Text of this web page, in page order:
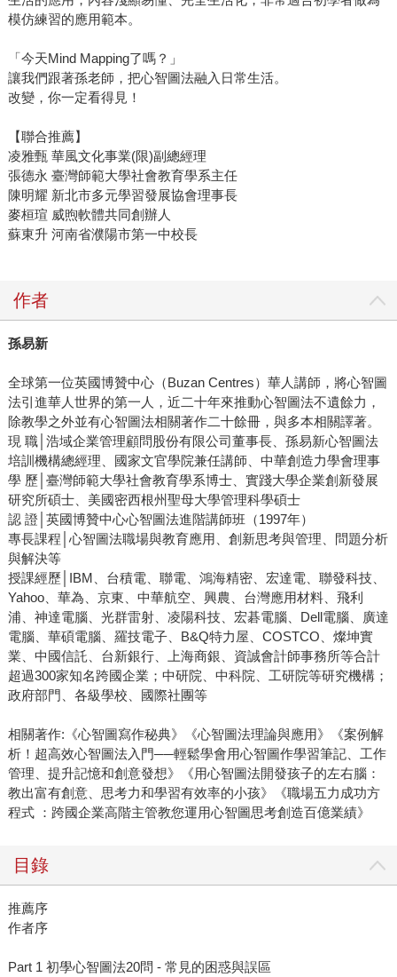
模仿練習的應用範本。
「今天Mind Mapping了嗎？」
讓我們跟著孫老師，把心智圖法融入日常生活。
改變，你一定看得見！
【聯合推薦】
凌雅甄 華風文化事業(限)副總經理
張德永 臺灣師範大學社會教育學系主任
陳明耀 新北市多元學習發展協會理事長
麥桓瑄 威煦軟體共同創辦人
蘇東升 河南省濮陽市第一中校長
作者
孫易新
全球第一位英國博贊中心（Buzan Centres）華人講師，將心智圖
法引進華人世界的第一人，近二十年來推動心智圖法不遺餘力，
除教學之外並有心智圖法相關著作二十餘冊，與多本相關譯著。
現 職│浩域企業管理顧問股份有限公司董事長、孫易新心智圖法
培訓機構總經理、國家文官學院兼任講師、中華創造力學會理事
學 歷│臺灣師範大學社會教育學系博士、實踐大學企業創新發展
研究所碩士、美國密西根州聖母大學管理科學碩士
認 證│英國博贊中心心智圖法進階講師班（1997年）
專長課程│心智圖法職場與教育應用、創新思考與管理、問題分析
與解決等
授課經歷│IBM、台積電、聯電、鴻海精密、宏達電、聯發科技、
Yahoo、華為、京東、中華航空、興農、台灣應用材料、飛利
浦、神達電腦、光群雷射、凌陽科技、宏碁電腦、Dell電腦、廣達
電腦、華碩電腦、羅技電子、B&Q特力屋、COSTCO、燦坤實
業、中國信託、台新銀行、上海商銀、資誠會計師事務所等合計
超過300家知名跨國企業；中研院、中科院、工研院等研究機構；
政府部門、各級學校、國際社團等
相關著作:《心智圖寫作秘典》《心智圖法理論與應用》《案例解
析！超高效心智圖法入門──輕鬆學會用心智圖作學習筆記、工作
管理、提升記憶和創意發想》《用心智圖法開發孩子的左右腦：
教出富有創意、思考力和學習有效率的小孩》《職場五力成功方
程式 ：跨國企業高階主管教您運用心智圖思考創造百億業績》
目錄
推薦序
作者序
Part 1 初學心智圖法20問 - 常見的困惑與誤區